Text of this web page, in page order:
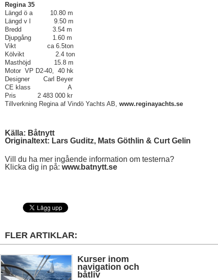
Regina 35
Längd ö a 10.80 m
Längd v l 9.50 m
Bredd 3.54 m
Djupgång 1.60 m
Vikt ca 6.5ton
Kölvikt 2.4 ton
Masthöjd 15.8 m
Motor VP D2-40, 40 hk
Designer Carl Beyer
CE klass A
Pris 2 483 000 kr
Tillverkning Regina af Vindö Yachts AB, www.reginayachts.se
Källa: Båtnytt
Originaltext: Lars Guditz, Mats Göthlin & Curt Gelin
Vill du ha mer ingående information om testerna?
Klicka dig in på: www.batnytt.se
FLER ARTIKLAR:
Kurser inom
navigation och
båtliv